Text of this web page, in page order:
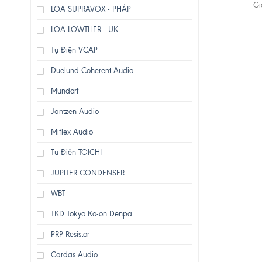
LOA SUPRAVOX - PHÁP
LOA LOWTHER - UK
Tụ Điện VCAP
Duelund Coherent Audio
Mundorf
Jantzen Audio
Miflex Audio
Tụ Điện TOICHI
JUPITER CONDENSER
WBT
TKD Tokyo Ko-on Denpa
PRP Resistor
Cardas Audio